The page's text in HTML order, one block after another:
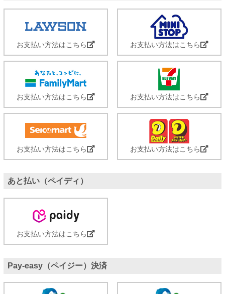
お支払い方法はこちら お支払い方法はこちら
お支払い方法はこちら お支払い方法はこちら
お支払い方法はこちら お支払い方法はこちら
あと払い（ペイディ）
お支払い方法はこちら
Pay-easy（ペイジー）決済